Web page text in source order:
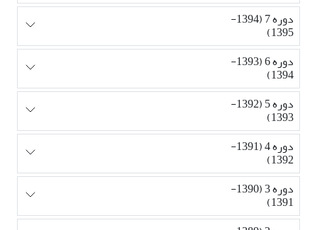
دوره 7 (1394-
1395)
دوره 6 (1393-
1394)
دوره 5 (1392-
1393)
دوره 4 (1391-
1392)
دوره 3 (1390-
1391)